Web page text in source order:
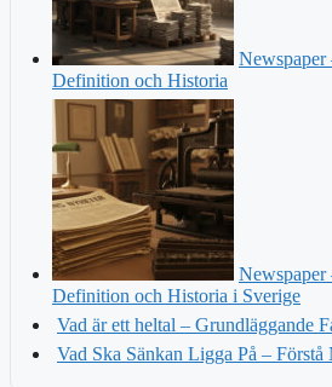
Newspaper
Definition och Historia
Newspaper
Definition och Historia i Sverige
Vad är ett heltal – Grundläggande
Vad Ska Sänkan Ligga På – Förstå